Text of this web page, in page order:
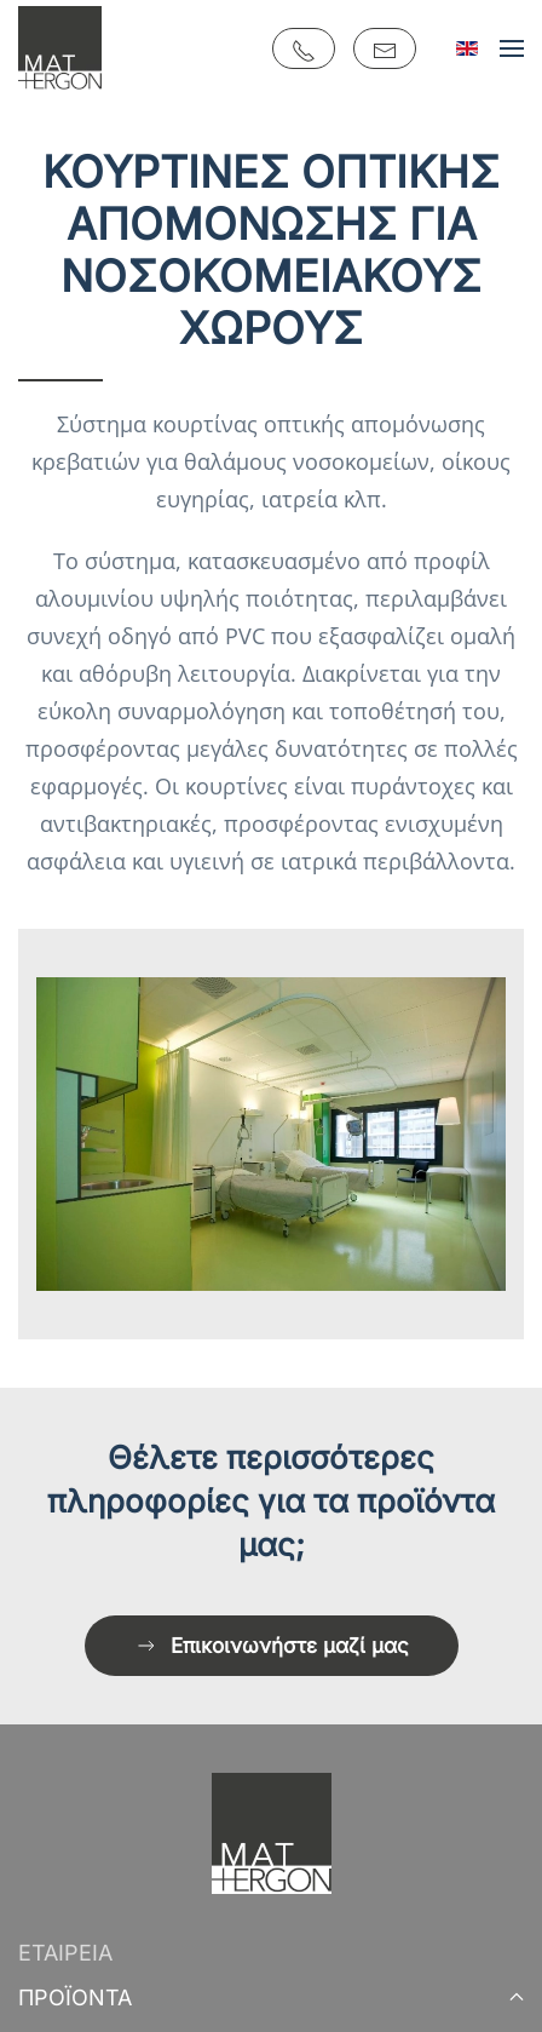
Skip to main content
ΚΟΥΡΤΙΝΕΣ ΟΠΤΙΚΗΣ
ΑΠΟΜΟΝΩΣΗΣ ΓΙΑ
ΝΟΣΟΚΟΜΕΙΑΚΟΥΣ
ΧΩΡΟΥΣ
Σύστημα κουρτίνας οπτικής απομόνωσης
κρεβατιών για θαλάμους νοσοκομείων, οίκους
ευγηρίας, ιατρεία κλπ.
Το σύστημα, κατασκευασμένο από προφίλ
αλουμινίου υψηλής ποιότητας, περιλαμβάνει
συνεχή οδηγό από PVC που εξασφαλίζει ομαλή
και αθόρυβη λειτουργία. Διακρίνεται για την
εύκολη συναρμολόγηση και τοποθέτησή του,
προσφέροντας μεγάλες δυνατότητες σε πολλές
εφαρμογές. Οι κουρτίνες είναι πυράντοχες και
αντιβακτηριακές, προσφέροντας ενισχυμένη
ασφάλεια και υγιεινή σε ιατρικά περιβάλλοντα.
Θέλετε περισσότερες
πληροφορίες για τα προϊόντα
μας;
Επικοινωνήστε μαζί μας
ΕΤΑΙΡΕΙΑ
ΠΡΟΪΟΝΤΑ